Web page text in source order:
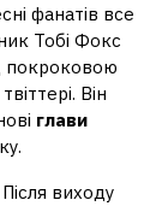
фанатів все
Тобі Фокс
покроковою
Він
глави
виходу